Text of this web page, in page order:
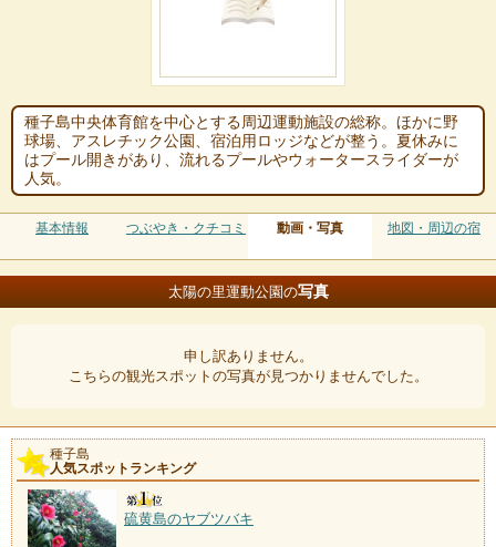
種子島中央体育館を中心とする周辺運動施設の総称。ほかに野
球場、アスレチック公園、宿泊用ロッジなどが整う。夏休みに
はプール開きがあり、流れるプールやウォータースライダーが
人気。
基本情報 つぶやき・クチコミ 動画・写真 地図・周辺の宿
太陽の里運動公園の写真
申し訳ありません。
こちらの観光スポットの写真が見つかりませんでした。
種子島
人気スポットランキング
硫黄島のヤブツバキ